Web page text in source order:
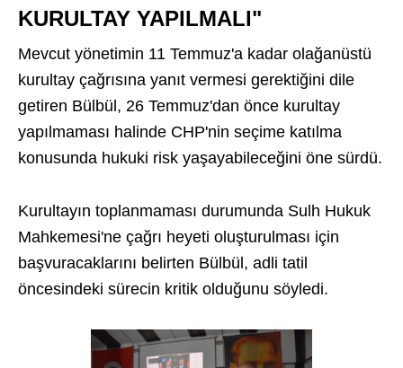
KURULTAY YAPILMALI"
Mevcut yönetimin 11 Temmuz'a kadar olağanüstü
kurultay çağrısına yanıt vermesi gerektiğini dile
getiren Bülbül, 26 Temmuz'dan önce kurultay
yapılmaması halinde CHP'nin seçime katılma
konusunda hukuki risk yaşayabileceğini öne sürdü.
Kurultayın toplanmaması durumunda Sulh Hukuk
Mahkemesi'ne çağrı heyeti oluşturulması için
başvuracaklarını belirten Bülbül, adli tatil
öncesindeki sürecin kritik olduğunu söyledi.